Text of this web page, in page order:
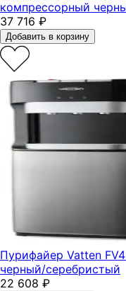
компрессорный
37 716 ₽
Добавить в корзину
Пурифайер Vatten
черный/серебристый
22 608 ₽